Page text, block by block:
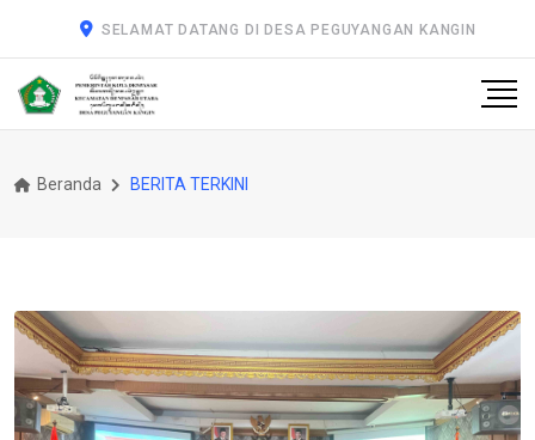
SELAMAT DATANG DI DESA PEGUYANGAN KANGIN
Beranda BERITA TERKINI